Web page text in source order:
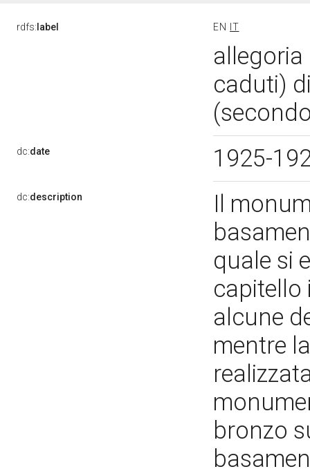
rdfs: label EN IT
caduti)
dc:date 1925-
dc:description
Il
quale si
capitello
alcune
mentre
bronzo